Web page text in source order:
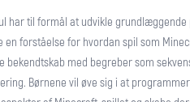
har til formål at udvikle
en forståelse for hvordan spil som
bekendtskab med begreber som
Børnene vil øve sig i at